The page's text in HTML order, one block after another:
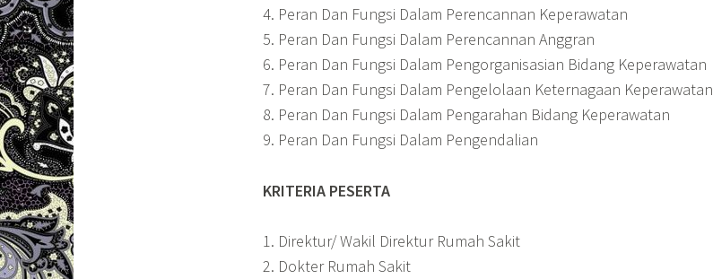
4. Peran Dan Fungsi Dalam Perencannan Keperawatan
5. Peran Dan Fungsi Dalam Perencannan Anggran
6. Peran Dan Fungsi Dalam Pengorganisasian Bidang Keperawatan
7. Peran Dan Fungsi Dalam Pengelolaan Keternagaan Keperawatan
8. Peran Dan Fungsi Dalam Pengarahan Bidang Keperawatan
9. Peran Dan Fungsi Dalam Pengendalian
KRITERIA PESERTA
1. Direktur/ Wakil Direktur Rumah Sakit
2. Dokter Rumah Sakit